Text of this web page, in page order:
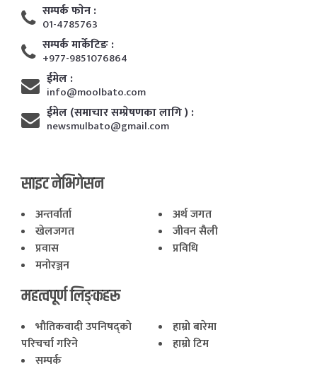
सम्पर्क फाेन :
01-4785763
सम्पर्क मार्केटिङ :
+977-9851076864
ईमेल :
info@moolbato.com
ईमेल (समाचार सम्प्रेषणका लागि ) :
newsmulbato@gmail.com
साइट नेभिगेसन
अन्तर्वार्ता
अर्थ जगत
खेलजगत
जीवन सैली
प्रवास
प्रविधि
मनोरञ्जन
महत्वपूर्ण लिङ्कहरू
भाैतिकवादी उपनिषद्काे
परिचर्चा गरिने
हाम्राे बारेमा
हाम्राे टिम
सम्पर्क